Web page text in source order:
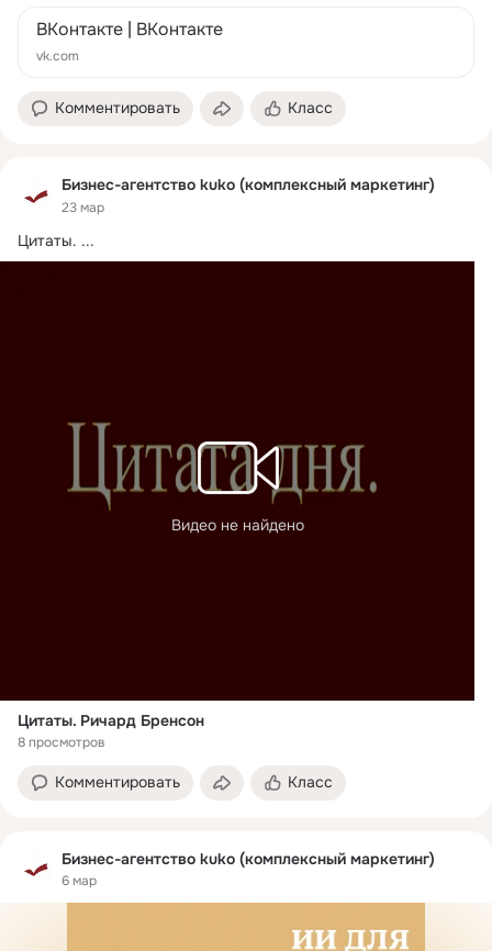
ВКонтакте | ВКонтакте
vk.com
Комментировать Класс
Бизнес-агентство kuko (комплексный маркетинг)
23 мар
Цитаты. ...
Видео не найдено
Цитаты. Ричард Бренсон
8 просмотров
Комментировать Класс
Бизнес-агентство kuko (комплексный маркетинг)
6 мар